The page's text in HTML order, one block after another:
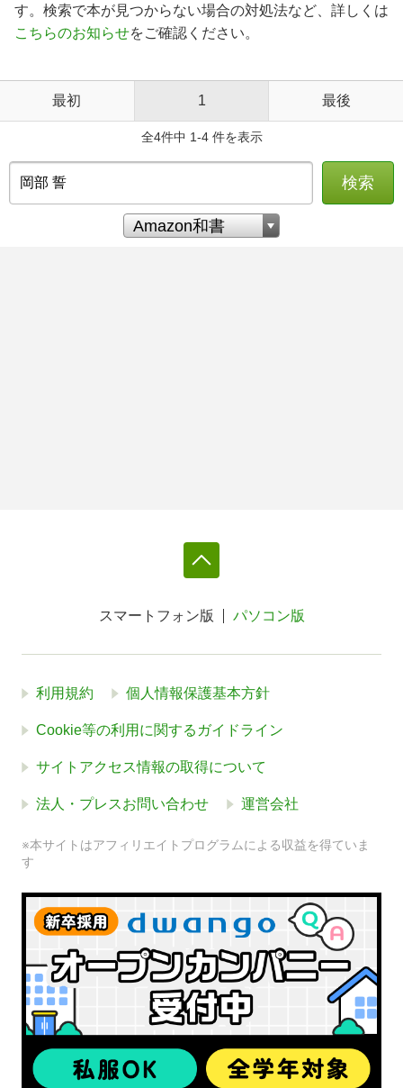
す。検索で本が見つからない場合の対処法など、詳しくは
こちらのお知らせをご確認ください。
最初 1 最後
全4件中 1-4 件を表示
検索
スマートフォン版 パソコン版
利用規約 個人情報保護基本方針
Cookie等の利用に関するガイドライン
サイトアクセス情報の取得について
法人・プレスお問い合わせ 運営会社
※本サイトはアフィリエイトプログラムによる収益を得ていま
す